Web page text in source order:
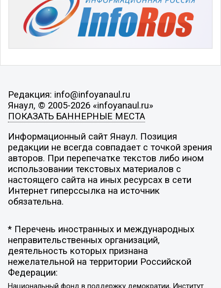
Редакция: info@infoyanaul.ru
Янаул, © 2005-2026 «infoyanaul.ru»
ПОКАЗАТЬ БАННЕРНЫЕ МЕСТА
Информационный сайт Янаул. Позиция
редакции не всегда совпадает с точкой зрения
авторов. При перепечатке текстов либо ином
использовании текстовых материалов с
настоящего сайта на иных ресурсах в сети
Интернет гиперссылка на источник
обязательна.
* Перечень иностранных и международных
неправительственных организаций,
деятельность которых признана
нежелательной на территории Российской
Федерации:
Национальный фонд в поддержку демократии, Институт